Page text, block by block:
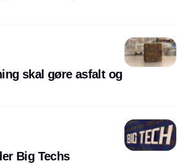
skal gøre asfalt og
Big Techs